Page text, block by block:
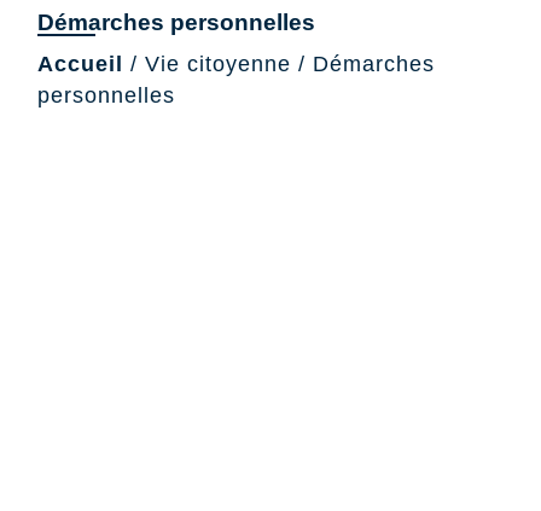
Démarches personnelles
Accueil / Vie citoyenne / Démarches
personnelles